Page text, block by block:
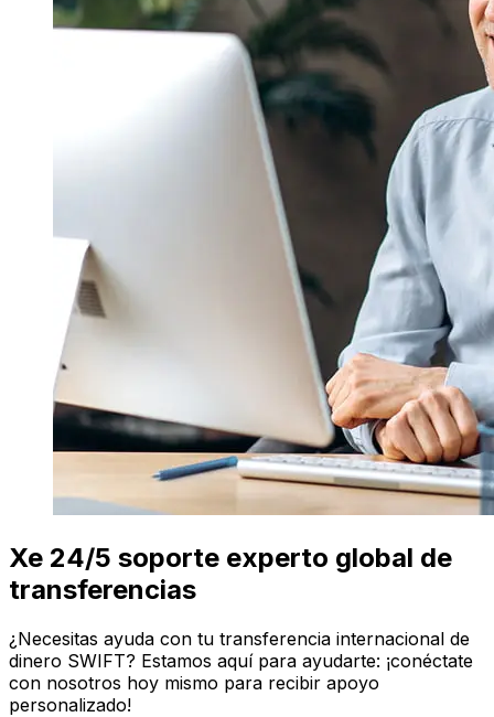
Xe 24/5 soporte experto global de
transferencias
¿Necesitas ayuda con tu transferencia internacional de
dinero SWIFT? Estamos aquí para ayudarte: ¡conéctate
con nosotros hoy mismo para recibir apoyo
personalizado!